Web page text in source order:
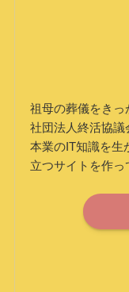
祖母の葬儀をき
社団法人終活協議
本業のIT知識を生
立つサイトを作っ